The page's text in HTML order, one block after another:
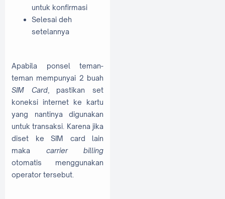
untuk konfirmasi
Selesai deh
setelannya
Apabila ponsel teman-
teman mempunyai 2 buah
SIM Card, pastikan set
koneksi internet ke kartu
yang nantinya digunakan
untuk transaksi. Karena jika
diset ke SIM card lain
maka carrier billing
otomatis menggunakan
operator tersebut.